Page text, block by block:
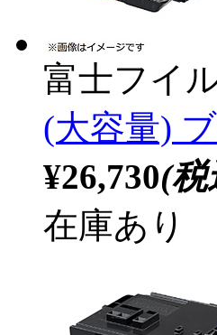
富士フイ
(大容量)
¥26,730(税
在庫あり